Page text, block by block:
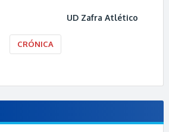
UD Zafra Atlético
CRÓNICA